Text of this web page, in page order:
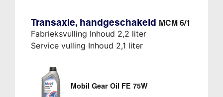
Transaxle, handgeschakeld MCM 6/1
Fabrieksvulling Inhoud 2,2 liter
Service vulling Inhoud 2,1 liter
Mobil Gear Oil FE 75W